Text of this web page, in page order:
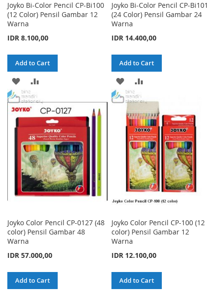
Joyko Bi-Color Pencil CP-Bi100
(12 Color) Pensil Gambar 12
Warna
IDR 8.100,00
Add to Cart
ADD
TO
WISH
COMPARE
Joyko Bi-Color Pencil CP-Bi101
(24 Color) Pensil Gambar 24
Warna
IDR 14.400,00
Add to Cart
ADD
TO
WISH
LIST
COMPARE
Joyko Color Pencil CP-0127 (48
color) Pensil Gambar 48
Warna
IDR 57.000,00
Add to Cart
Joyko Color Pencil CP-100 (12
color) Pensil Gambar 12
Warna
IDR 12.100,00
Add to Cart